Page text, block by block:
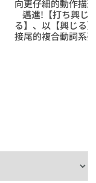
【逆索引學日文第
1513回】廣東話裡
【總結】的日文怎樣
說?